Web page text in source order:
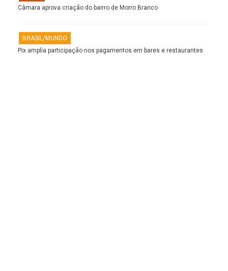
Câmara aprova criação do bairro de Morro Branco
BRASIL/MUNDO
Pix amplia participação nos pagamentos em bares e restaurantes